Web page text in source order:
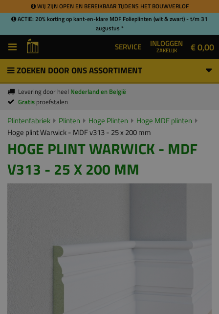
WIJ ZIJN OPEN EN BEREIKBAAR TIJDENS HET BOUWVERLOF
ACTIE: 20% korting op kant-en-klare MDF Folieplinten (wit & zwart) - t/m 31
augustus *
SERVICE INLOGGEN
ZAKELIJK € 0,00
ZOEKEN DOOR ONS ASSORTIMENT
Levering door heel Nederland en België
Gratis proefstalen
Plintenfabriek Plinten Hoge Plinten
Hoge MDF plinten
Hoge plint Warwick - MDF v313 - 25 x 200 mm
HOGE PLINT WARWICK - MDF
V313 - 25 X 200 MM